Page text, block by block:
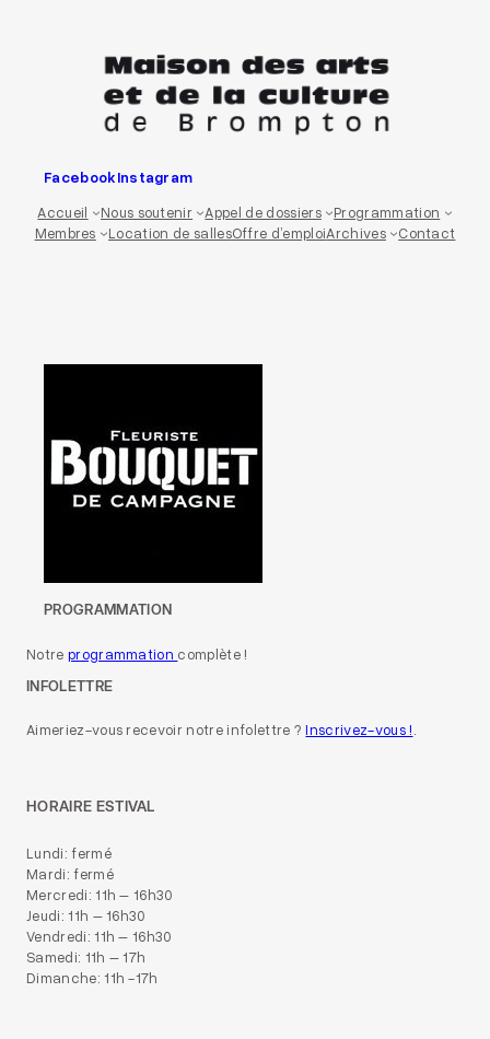
FacebookInstagram
Accueil
Nous soutenir Appel de dossiers
Programmation
Membres
Location de sallesOffre d’emploiArchives Contact
PROGRAMMATION
Notre programmation complète !
INFOLETTRE
Aimeriez-vous recevoir notre infolettre ?Inscrivez-vous !.
HORAIRE ESTIVAL
Lundi: fermé
Mardi: fermé
Mercredi: 11h – 16h30
Jeudi: 11h – 16h30
Vendredi: 11h – 16h30
Samedi: 11h – 17h
Dimanche: 11h -17h